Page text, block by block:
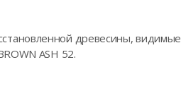
древесины, видимые
ASH 52.